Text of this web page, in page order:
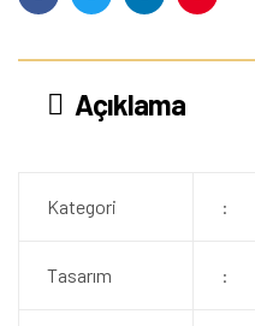
FacebookTwitterLinkedinPinterest
Açıklama
Kategori :
Tasarım :